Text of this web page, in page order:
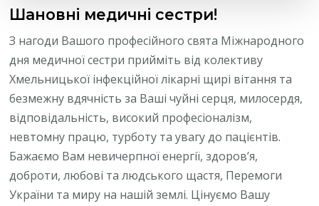
Шановні медичні сестри!
З нагоди Вашого професійного свята Міжнародного
дня медичної сестри прийміть від колективу
Хмельницької інфекційної лікарні щирі вітання та
безмежну вдячність за Ваші чуйні серця, милосердя,
відповідальність, високий професіоналізм,
невтомну працю, турботу та увагу до пацієнтів.
Бажаємо Вам невичерпної енергії, здоров’я,
доброти, любові та людського щастя, Перемоги
України та миру на нашій землі. Цінуємо Вашу